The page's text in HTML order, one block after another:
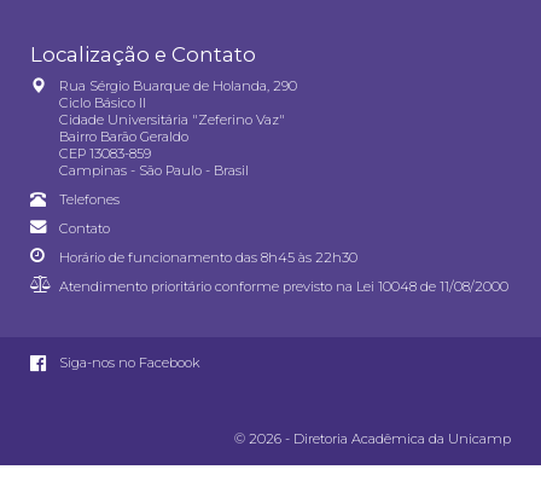
Localização e Contato
Rua Sérgio Buarque de Holanda, 290
Ciclo Básico II
Cidade Universitária "Zeferino Vaz"
Bairro Barão Geraldo
CEP 13083-859
Campinas - São Paulo - Brasil
Telefones
Contato
Horário de funcionamento das 8h45 às 22h30
Atendimento prioritário conforme previsto na Lei 10048 de 11/08/2000
Siga-nos no Facebook
© 2026 - Diretoria Acadêmica da Unicamp